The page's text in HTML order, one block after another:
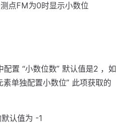
点FM为0时显示小数位
配置 “小数位数” 默认值是2 ，如
单独配置小数位” 此项获取的
认值为 -1